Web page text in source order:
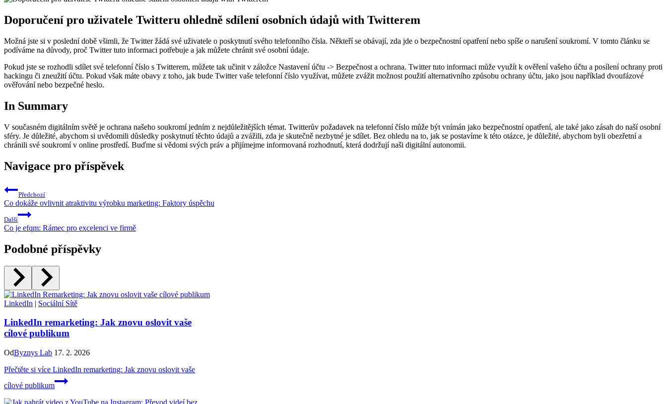
Doporučení pro uživatele Twitteru ohledně sdílení osobních údajů with Twitterem
Možná jste si v poslední době všimli, že Twitter žádá své uživatele o poskytnutí svého telefonního čísla. Někteří se obávají, zda jde o bezpečnostní opatření nebo spíše o narušení soukromí. V tomto článku se
podíváme na důvody, proč Twitter tuto informaci potřebuje a jak můžete chránit své osobní údaje.
Pokud jste se rozhodli sdílet své telefonní číslo s Twitterem, můžete tak učinit v záložce Nastavení účtu -> Bezpečnost a ochrana. Twitter tuto informaci může využít k ověření vašeho účtu a posílení ochrany proti
hackingu či zneužití účtu. Pokud však máte obavy z toho, jak bude Twitter vaše telefonní číslo využívat, můžete zvážit možnost použití alternativního způsobu ochrany účtu, jako jsou například dvoufázové
ověřování nebo bezpečné heslo.
In Summary
V současném digitálním světě je ochrana našeho soukromí jedním z nejdůležitějších témat. Twitterův požadavek na telefonní číslo může být vnímán jako bezpečnostní opatření, ale také jako zásah do naší osobní
sféry. Je důležité, abychom si uvědomili důsledky poskytnutí těchto údajů a zvážili, zda je skutečně nezbytné je sdílet. Bez ohledu na to, jak se postavíme k této otázce, je důležité, abychom byli obezřetní a
chránili své soukromí v online prostředí. Buďme si vědomi svých práv a přijímejme informovaná rozhodnutí, která dodržují naši digitální autonomii.
Navigace pro příspěvek
Předchozí
Co dokáže ovlivnit atraktivitu výrobku marketing: Faktory úspěchu
Další
Co je efqm: Rámec pro excelenci ve firmě
Podobné příspěvky
LinkedIn | Sociální Sítě
LinkedIn remarketing: Jak znovu oslovit vaše
cílové publikum
OdByznys Lab 17. 2. 2026
Přečtěte si více LinkedIn remarketing: Jak znovu oslovit vaše
cílové publikum